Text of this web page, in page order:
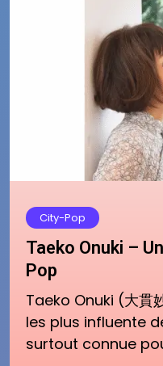
City-Pop
Taeko Onuki –
Pop
Taeko Onuki (大貫
les plus influente
surtout connue